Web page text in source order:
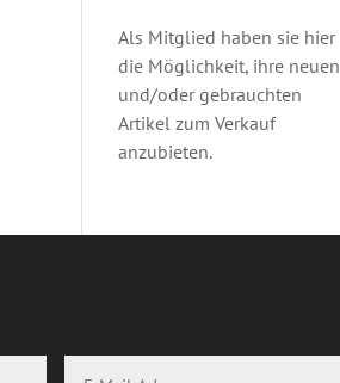
Als Mitglied haben sie hier
die Möglichkeit, ihre neuen
und/oder gebrauchten
Artikel zum Verkauf
anzubieten.